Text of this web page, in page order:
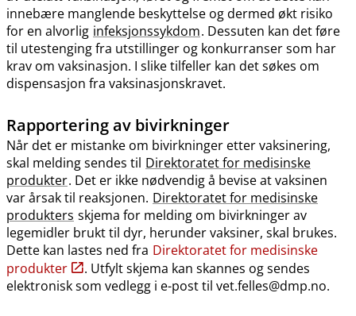
innebære manglende beskyttelse og dermed økt risiko
for en alvorlig infeksjonssykdom. Dessuten kan det føre
til utestenging fra utstillinger og konkurranser som har
krav om vaksinasjon. I slike tilfeller kan det søkes om
dispensasjon fra vaksinasjonskravet.
Rapportering av bivirkninger
Når det er mistanke om bivirkninger etter vaksinering,
skal melding sendes til Direktoratet for medisinske
produkter. Det er ikke nødvendig å bevise at vaksinen
var årsak til reaksjonen. Direktoratet for medisinske
produkters skjema for melding om bivirkninger av
legemidler brukt til dyr, herunder vaksiner, skal brukes.
Dette kan lastes ned fra Direktoratet for medisinske
produkter
. Utfylt skjema kan skannes og sendes
elektronisk som vedlegg i e-post til vet.felles@dmp.no.